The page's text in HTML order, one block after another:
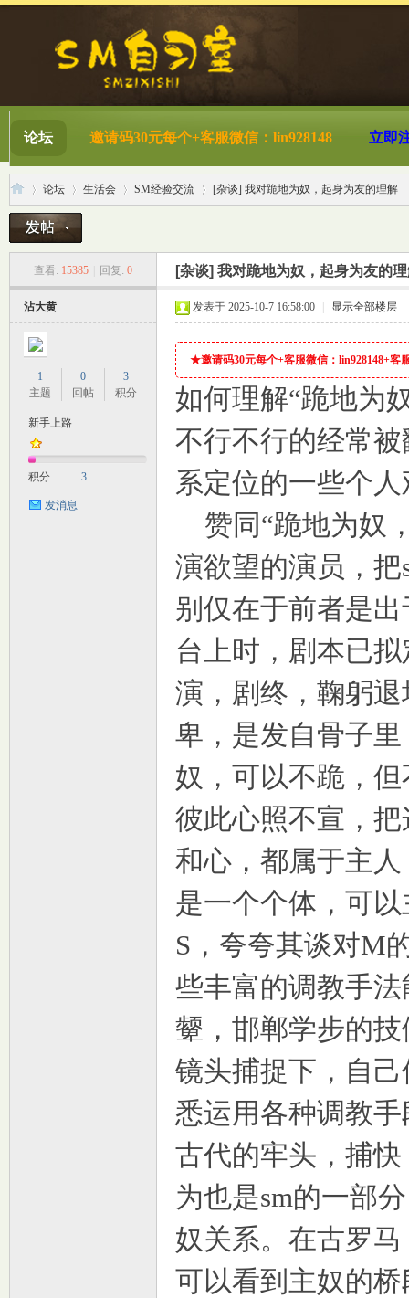
论坛 邀请码30元每个+客服微信：lin928148 立即
论坛
›
生活会
›
SM经验交流
›
[杂谈] 我对跪地为奴，起身为友的理解
查看: 15385 回复: 0 [杂谈] 我对跪地为奴，起身为友的
沾大黄
1
主题
0
回帖
3
积分
新手上路
积分 3
发消息
发表于 2025-10-7 16:58:00 显示全部楼层
★邀请码30元每个+客服微信：lin928148+客
如何理解“跪地为
不行不行的经常
系定位的一些个
赞同“跪地为奴
演欲望的演员，
别仅在于前者是
台上时，剧本已
演，剧终，鞠躬
卑，是发自骨子
奴，可以不跪，
彼此心照不宣，
和心，都属于主
是一个个体，可
S，夸夸其谈对M
些丰富的调教手
颦，邯郸学步的
镜头捕捉下，自
悉运用各种调教
古代的牢头，捕
为也是sm的一部
奴关系。在古罗
可以看到主奴的